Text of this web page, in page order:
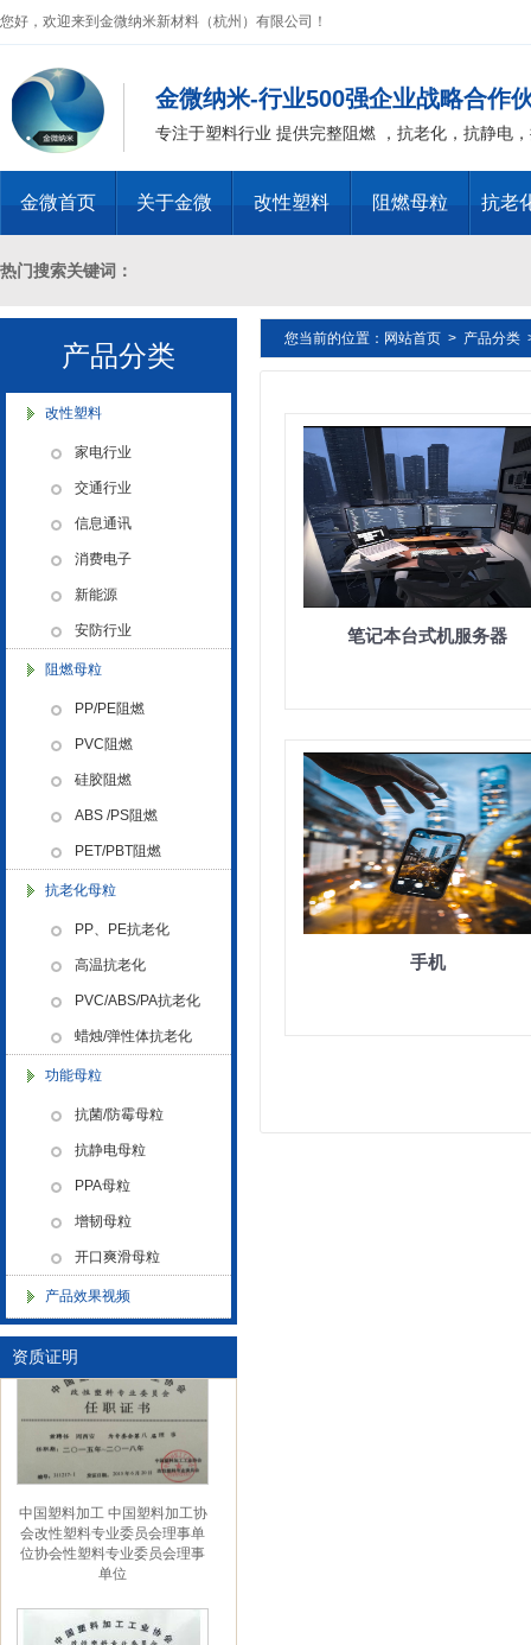
您好，欢迎来到金微纳米新材料（杭州）有限公司！
金微纳米-行业500强企业战略合作
专注于塑料行业 提供完整阻燃 ，抗老化，抗静电
金微首页 关于金微 改性塑料 阻燃母粒 抗老
热门搜索关键词：
十溴二苯乙烷母粒，三氧化二锑母粒，三氧化二锑替代物 PVC 无卤
燃 ABS阻燃 ，PA 阻燃，PET阻燃 ，PBT阻燃 ，环氧树脂阻燃，玻璃
化，抗静电母粒，阻燃料，抗老化料，环氧树脂抗老化，油漆涂料抗菌
色母粒 氧化诱导剂，
产品分类
改性塑料
家电行业
交通行业
信息通讯
消费电子
新能源
安防行业
阻燃母粒
PP/PE阻燃
PVC阻燃
硅胶阻燃
ABS /PS阻燃
PET/PBT阻燃
抗老化母粒
PP、PE抗老化
高温抗老化
PVC/ABS/PA抗老化
蜡烛/弹性体抗老化
功能母粒
抗菌/防霉母粒
抗静电母粒
PPA母粒
增韧母粒
开口爽滑母粒
产品效果视频
资质证明
金微纳米荣获“国家高新技术企
浙江省创新型企业稳定
金微纳米新材料 杭州）公司营
金微纳米（杭州）有限公司搬
中国塑料加工 中国塑料加工协
会改性塑料专业委员会理事单
位协会性塑料专业委员会理事
单位
您当前的位置： 网站首页 > 产品分类
笔记本台式机服务器
手机